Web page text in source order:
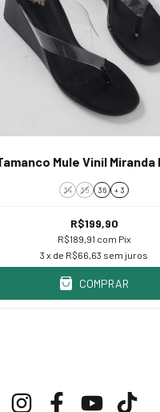
Mule Vinil
34 35 36 + 3
R$199,90
R$189,91 com Pix
3 x de R$66,63 sem juros
COMPRAR